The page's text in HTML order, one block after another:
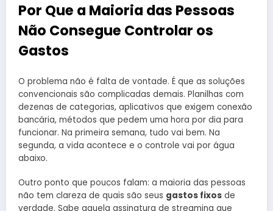
Por Que a Maioria das Pessoas
Não Consegue Controlar os
Gastos
O problema não é falta de vontade. É que as soluções
convencionais são complicadas demais. Planilhas com
dezenas de categorias, aplicativos que exigem conexão
bancária, métodos que pedem uma hora por dia para
funcionar. Na primeira semana, tudo vai bem. Na
segunda, a vida acontece e o controle vai por água
abaixo.
Outro ponto que poucos falam: a maioria das pessoas
não tem clareza de quais são seus gastos fixos de
verdade. Sabe aquela assinatura de streaming que